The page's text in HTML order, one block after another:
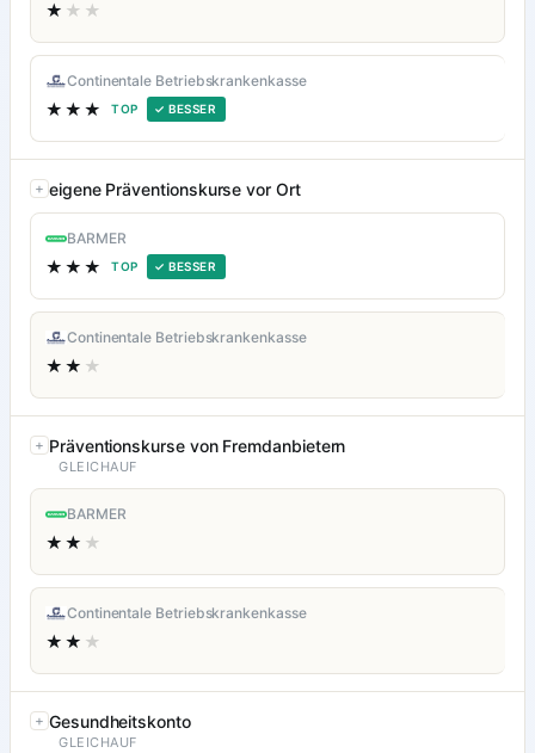
★ ★★
Continentale Betriebskrankenkasse
★★★ TOP ✓ BESSER
eigene Präventionskurse vor Ort
BARMER
★★★ TOP ✓ BESSER
Continentale Betriebskrankenkasse
★★ ★
Präventionskurse von Fremdanbietern
GLEICHAUF
BARMER
★★ ★
Continentale Betriebskrankenkasse
★★ ★
Gesundheitskonto
GLEICHAUF